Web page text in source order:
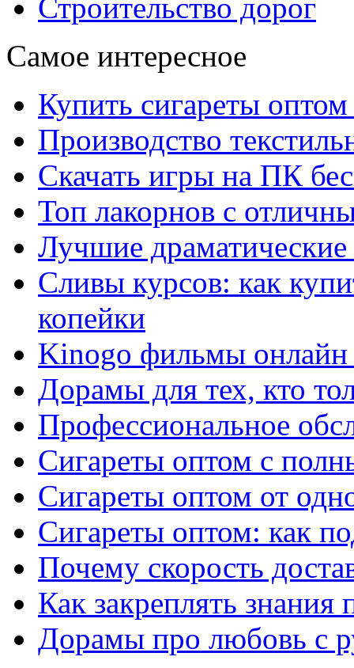
Строительство дорог
Самое интересное
Купить сигареты
Производство
Скачать игры на ПК
Топ лакорнов с
Лучшие
Сливы курсов: как
копейки
Kinogo фильмы онлайн
Дорамы для тех, кто
Профессиональное
Сигареты оптом с
Сигареты оптом от
Сигареты оптом: как
Почему скорость
Как закреплять знания
Дорамы про любовь с